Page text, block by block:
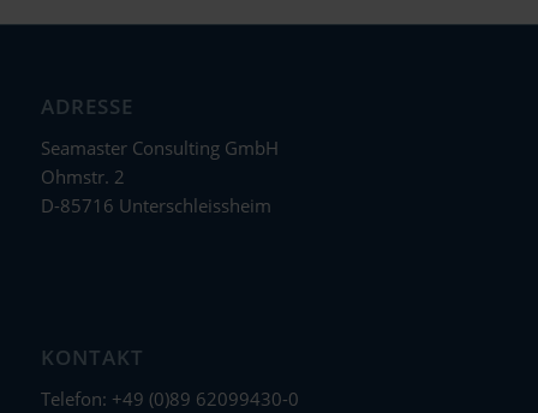
ADRESSE
Seamaster Consulting GmbH
Ohmstr. 2
D-85716 Unterschleissheim
KONTAKT
Telefon: +49 (0)89 62099430-0